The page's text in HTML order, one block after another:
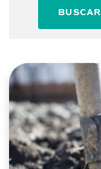
BUSCAR